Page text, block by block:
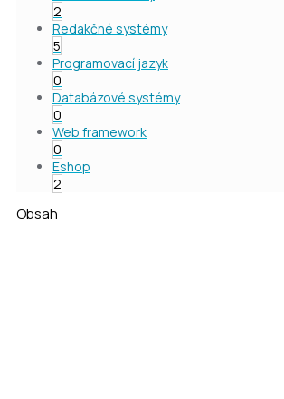
2
Redakčné systémy
5
Programovací jazyk
0
Databázové systémy
0
Web framework
0
Eshop
2
Obsah